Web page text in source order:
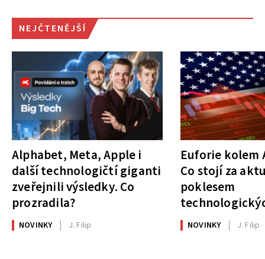
NEJČTENĚJŠÍ
Alphabet, Meta, Apple i
další technologičtí giganti
zveřejnili výsledky. Co
prozradila?
NOVINKY J. Filip
Euforie kolem
Co stojí za
poklesem
NOVINKY J. Filip